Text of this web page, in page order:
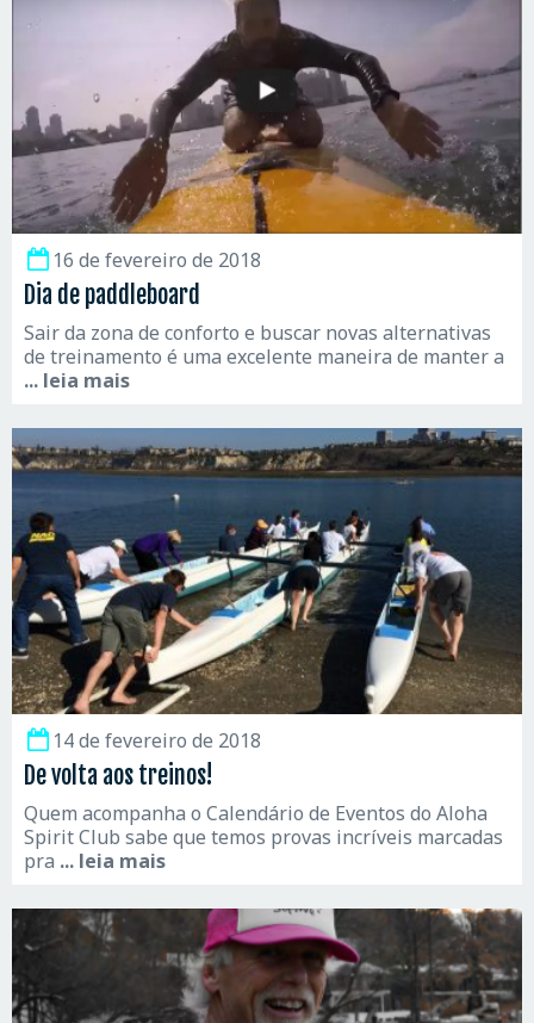
16 de fevereiro de 2018
Dia de paddleboard
Sair da zona de conforto e buscar novas alternativas
de treinamento é uma excelente maneira de manter a
... leia mais
14 de fevereiro de 2018
De volta aos treinos!
Quem acompanha o Calendário de Eventos do Aloha
Spirit Club sabe que temos provas incríveis marcadas
pra ... leia mais